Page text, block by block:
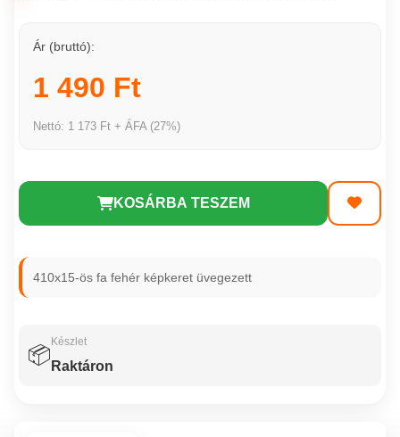
Ár (bruttó):
1 490 Ft
Nettó: 1 173 Ft + ÁFA (27%)
KOSÁRBA TESZEM
410x15-ös fa fehér képkeret üvegezett
📦
Készlet
Raktáron